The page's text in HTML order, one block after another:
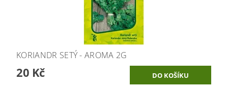
KORIANDR SETÝ - AROMA 2G
20 Kč